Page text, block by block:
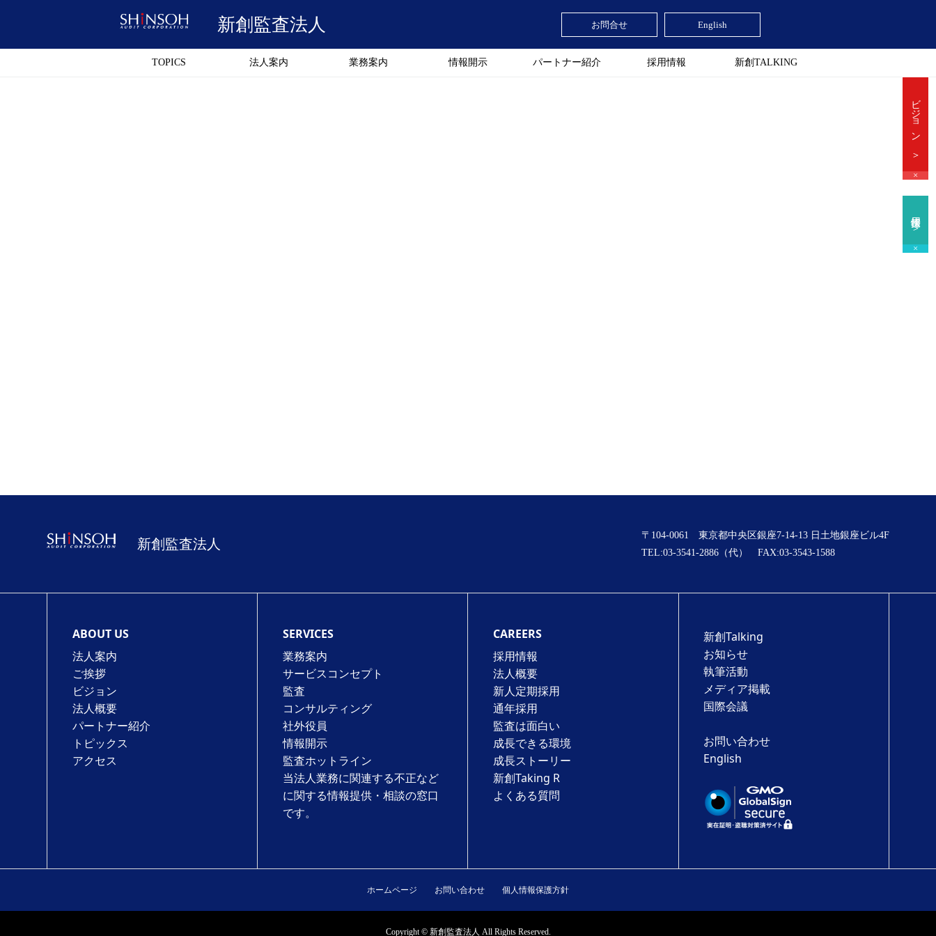
新創監査法人 English
お問合せ
TOPICS 法人案内 業務案内 情報開示 パートナー紹介 採用情報 新創TALKING
新創監査法人
〒104-0061 東京都中央区銀座7-14-13 日土地銀座ビル4F
TEL:03-3541-2886（代） FAX:03-3543-1588
ABOUT US
法人案内
ご挨拶
ビジョン
法人概要
パートナー紹介
トピックス
アクセス
SERVICES
業務案内
サービスコンセプト
監査
コンサルティング
社外役員
情報開示
監査ホットライン
当法人業務に関連する不正など
に関する情報提供・相談の窓口
です。
CAREERS
採用情報
法⼈概要
新人定期採用
通年採⽤
監査は⾯⽩い
成⻑できる環境
成⻑ストーリー
新創Taking R
よくある質問
新創Talking
お知らせ
執筆活動
メディア掲載
国際会議
お問い合わせ
English
ホームページ お問い合わせ 個人情報保護方針
Copyright © 新創監査法人 All Rights Reserved.
ビジョン ＞
×
採用情報 ＞
×